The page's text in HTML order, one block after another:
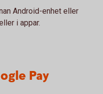
Android-enhet eller
i appar.
Pay